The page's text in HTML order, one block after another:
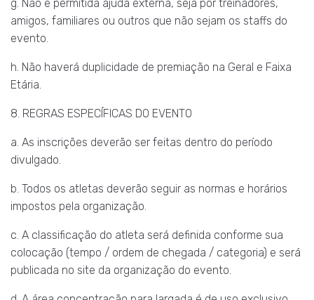
g. Não é permitida ajuda externa, seja por treinadores,
amigos, familiares ou outros que não sejam os staffs do
evento.
h. Não haverá duplicidade de premiação na Geral e Faixa
Etária.
8. REGRAS ESPECÍFICAS DO EVENTO
a. As inscrições deverão ser feitas dentro do período
divulgado.
b. Todos os atletas deverão seguir as normas e horários
impostos pela organização.
c. A classificação do atleta será definida conforme sua
colocação (tempo / ordem de chegada / categoria) e será
publicada no site da organização do evento.